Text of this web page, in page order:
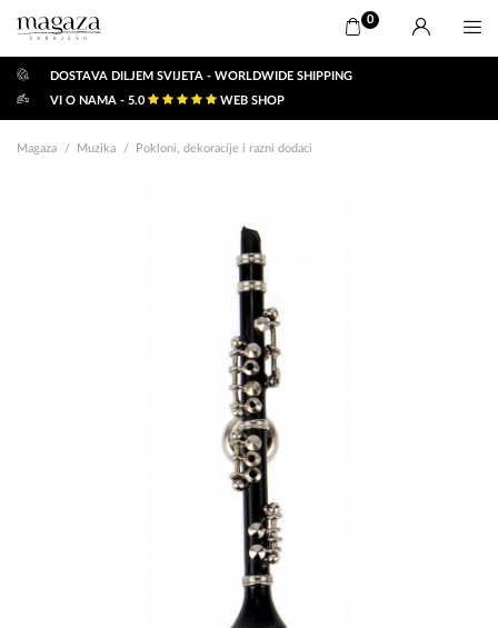
0
DOSTAVA DILJEM SVIJETA - WORLDWIDE SHIPPING
VI O NAMA - 5.0
WEB SHOP
Magaza Muzika Pokloni, dekoracije i razni dodaci